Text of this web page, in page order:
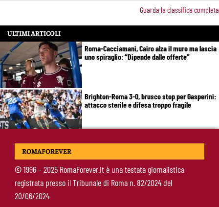
Guarda la classifica completa
ULTIMI ARTICOLI
Roma-Cacciamani, Cairo alza il muro ma lascia
uno spiraglio: “Dipende dalle offerte”
Brighton-Roma 3-0, brusco stop per Gasperini:
attacco sterile e difesa troppo fragile
McKennie sorprende tutti: “Il mio idolo era
ROMAFOREVER
©1996 – 2025 RomaForever.it è una testata giornalistica
registrata presso il Tribunale di Roma n. 82/2024 del
20/06/2024